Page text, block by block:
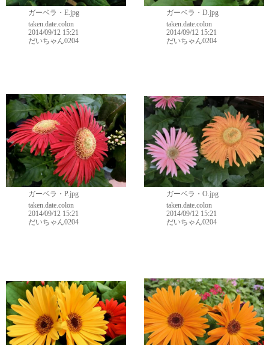
ガーベラ・E.jpg
taken.date.colon
2014/09/12 15:21
だいちゃん0204
ガーベラ・D.jpg
taken.date.colon
2014/09/12 15:21
だいちゃん0204
ガーベラ・P.jpg
taken.date.colon
2014/09/12 15:21
だいちゃん0204
ガーベラ・O.jpg
taken.date.colon
2014/09/12 15:21
だいちゃん0204